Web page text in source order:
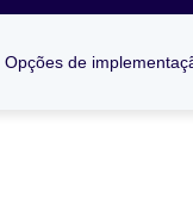
Opções de